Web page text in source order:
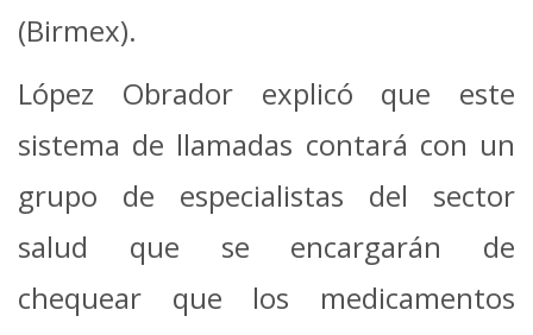
(Birmex).
López Obrador explicó que este
sistema de llamadas contará con un
grupo de especialistas del sector
salud que se encargarán de
chequear que los medicamentos